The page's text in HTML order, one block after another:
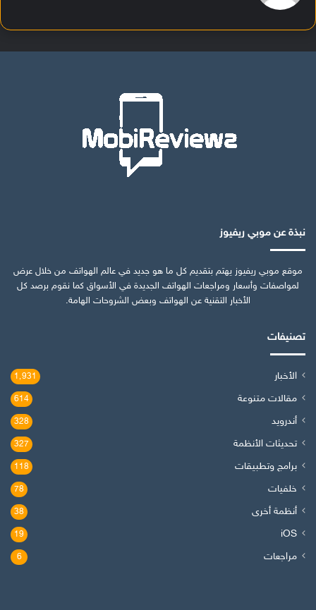
نبذة عن موبي ريفيوز
موقع موبي ريفيوز يهتم بتقديم كل ما هو جديد في عالم الهواتف من خلال عرض
لمواصفات وأسعار ومراجعات الهواتف الجديدة في الأسواق كما نقوم برصد كل
الأخبار التقنية عن الهواتف وبعض الشروحات الهامة.
تصنيفات
الأخبار 1٬931
مقالات متنوعة 614
أندرويد 328
تحديثات الأنظمة 327
برامج وتطبيقات 118
خلفيات 78
أنظمة أخرى 38
iOS
19
مراجعات 6